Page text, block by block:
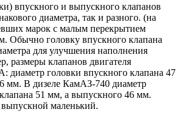
впускного и выпускного клапанов
диаметра, так и разного. (на
марок с малым перекрытием
Обычно головку впускного клапана
для улучшения наполнения
размеры клапанов двигателя
диаметр головки впускного клапана 47
мм. В дизеле КамАЗ-740 диаметр
51 мм, а выпускного 46 мм.
маленький.